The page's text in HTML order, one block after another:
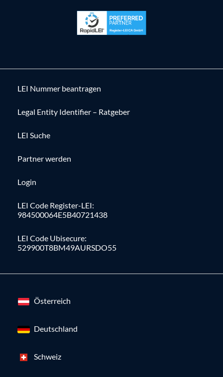
LEI Nummer beantragen
Legal Entity Identifier – Ratgeber
LEI Suche
Partner werden
Login
LEI Code Register-LEI:
984500064E5B40721438
LEI Code Ubisecure:
529900T8BM49AURSDO55
Österreich
Deutschland
Schweiz